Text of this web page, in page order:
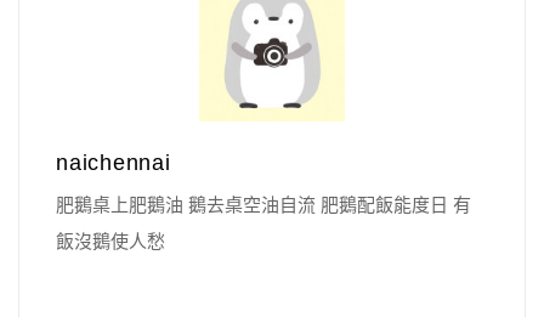
naichennai
肥鵝桌上肥鵝油 鵝去桌空油自流 肥鵝配飯能度日 有
飯沒鵝使人愁